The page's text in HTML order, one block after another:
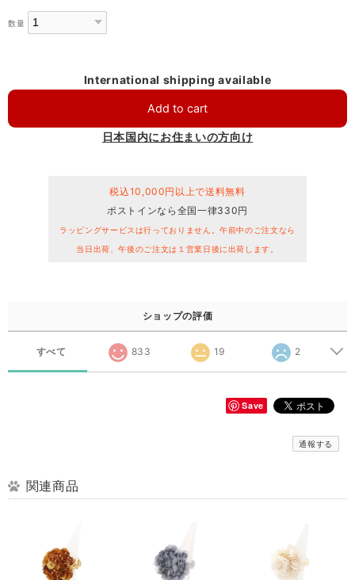
数量
International shipping available
Add to cart
日本国内にお住まいの方向け
税込10,000円以上で送料無料
ポストインなら全国一律330円
ラッピングサービスは行っておりません。午前中のご注文なら
当日出荷、午後のご注文は１営業日後に出荷します。
ショップの評価
すべて 833 19 2
Save
通報する
関連商品